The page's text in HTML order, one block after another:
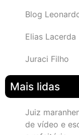
Blog
Elias Lacerda
Juraci Filho
Mais lidas
Juiz
de vídeo e